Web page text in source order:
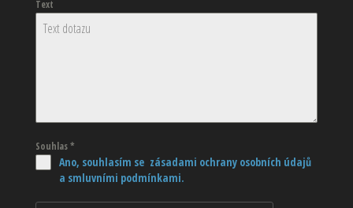
Text
Souhlas*
Ano, souhlasím se zásadami ochrany osobních údajů
a smluvními podmínkami.